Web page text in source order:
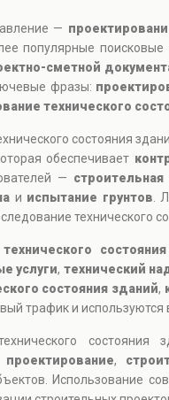
—
популярные поисковые
сметной
фразы:
технического
состояния
обеспечивает
—
и испытание грунтов .
технического
услуги, технический
состояния зданий,
трафик и
проектирование,
Использование